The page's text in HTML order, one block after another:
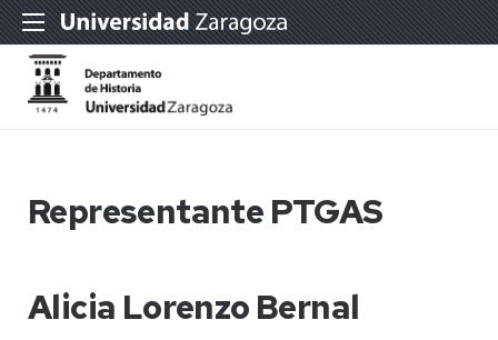
Representante PTGAS
Alicia Lorenzo Bernal